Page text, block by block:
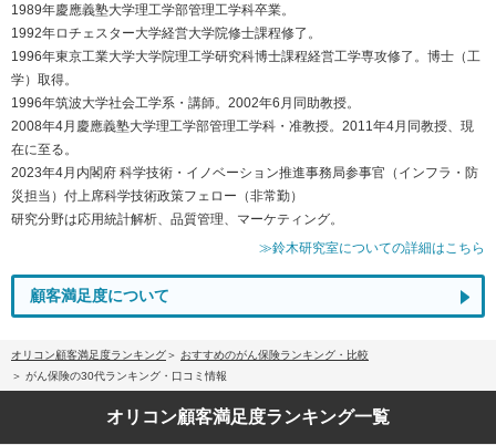
1989年慶應義塾大学理工学部管理工学科卒業。
1992年ロチェスター大学経営大学院修士課程修了。
1996年東京工業大学大学院理工学研究科博士課程経営工学専攻修了。博士（工
学）取得。
1996年筑波大学社会工学系・講師。2002年6月同助教授。
2008年4月慶應義塾大学理工学部管理工学科・准教授。2011年4月同教授、現
在に至る。
2023年4月内閣府 科学技術・イノベーション推進事務局参事官（インフラ・防
災担当）付上席科学技術政策フェロー（非常勤）
研究分野は応用統計解析、品質管理、マーケティング。
≫鈴木研究室についての詳細はこちら
顧客満足度について
オリコン顧客満足度ランキング
おすすめのがん保険ランキング・比較
がん保険の30代ランキング・口コミ情報
オリコン顧客満足度ランキング一覧